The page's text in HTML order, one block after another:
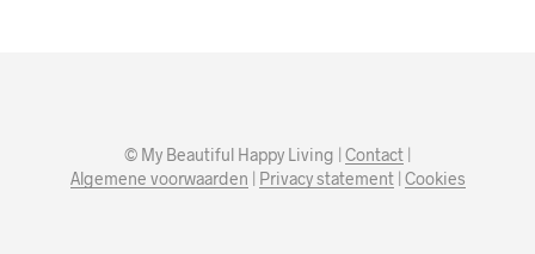
© My Beautiful Happy Living | Contact |
Algemene voorwaarden | Privacy statement| Cookies